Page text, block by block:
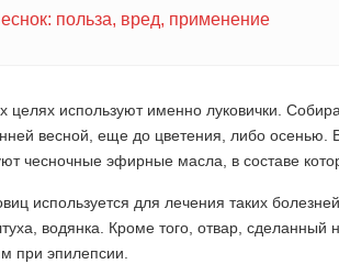
польза, вред, применение
целях используют именно луковички.
весной, еще до цветения, либо осенью.
чесночные эфирные масла, в составе
используется для лечения таких
водянка. Кроме того, отвар, сделанный
при эпилепсии.